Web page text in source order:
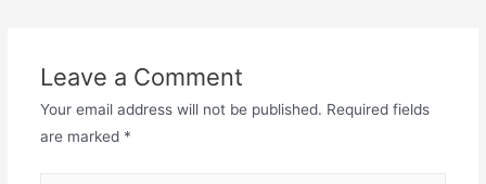
Leave a Comment
Your email address will not be published. Required fields
are marked *